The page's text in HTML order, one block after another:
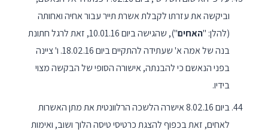
וביקשה את עזרתו לקבלת אשרת תייר עבור אחיה ואחותה
(להלן: "האחים
"), שהגישה ביום 10.01.16, זאת לרגל חתונת
בנה של אמה א' שעתידה להתקיים ביום 18.02.16. ו' ציינה
בפני הנאשם כי להבנתה, אישורה הסופי של הבקשה מצוי
בידיו.
ביום 8.02.16 אישרה הלשכה הרלוונטית את מתן האשרות
לאחים, זאת בכפוף להצגת כרטיסי טיסה הלוך ושוב, ואימות